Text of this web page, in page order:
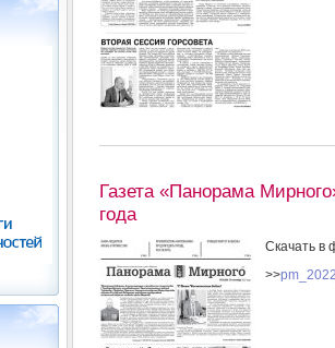
Газета «Панорама
года
Скачать в
>>